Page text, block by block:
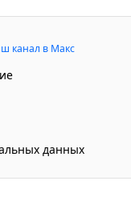
канал в Макс
данных